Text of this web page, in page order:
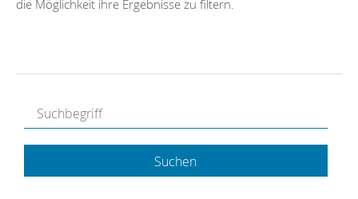
die Möglichkeit ihre Ergebnisse zu filtern.
Suchen